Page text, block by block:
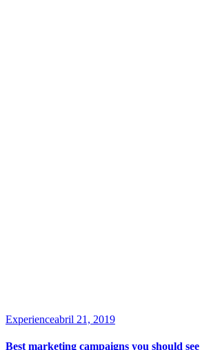
Experienceabril 21, 2019
Best marketing campaigns you should see